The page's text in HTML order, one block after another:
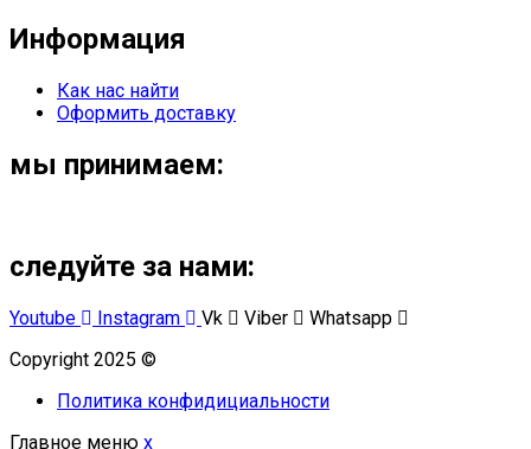
Информация
Как нас найти
Оформить доставку
мы принимаем:
следуйте за нами:
Youtube Instagram Vk Viber
Whatsapp
Copyright 2025 ©
Политика конфидициальности
Главное меню x